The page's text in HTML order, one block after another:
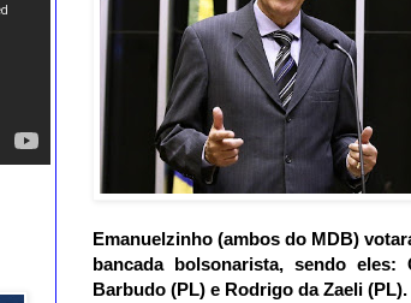
Emanuelzinho (ambos do MDB)
bancada bolsonarista, sendo
Barbudo (PL) e Rodrigo da Zaeli (PL).